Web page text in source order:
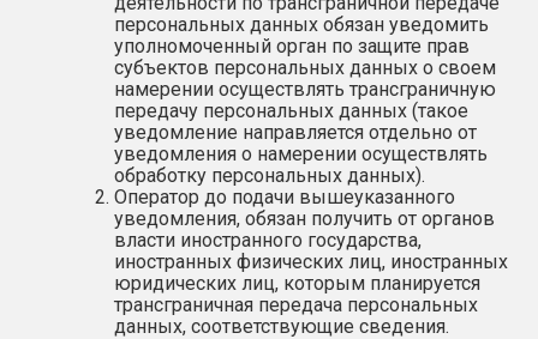
персональных данных обязан уведомить
уполномоченный орган по защите прав
субъектов персональных данных о своем
намерении осуществлять трансграничную
передачу персональных данных (такое
уведомление направляется отдельно от
уведомления о намерении осуществлять
обработку персональных данных).
Оператор до подачи вышеуказанного
уведомления, обязан получить от органов
власти иностранного государства,
иностранных физических лиц, иностранных
юридических лиц, которым планируется
трансграничная передача персональных
данных, соответствующие сведения.